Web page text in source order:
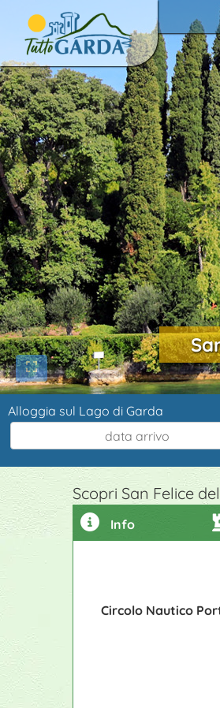
Alloggia sul Lago di Garda
Scopri San Felice
Info
Circolo Nautico